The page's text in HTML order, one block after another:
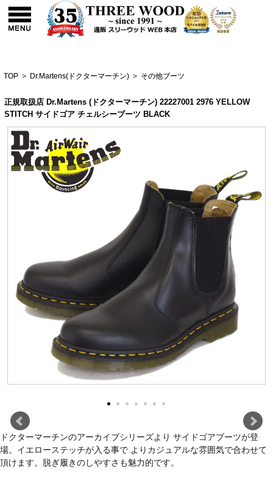
TOP > Dr.Martens(ドクターマーチン) > その他ブーツ
正規取扱店 Dr.Martens (ドクターマーチン) 22227001 2976 YELLOW
STITCH サイドゴア チェルシーブーツ BLACK
ドクターマーチンのアーカイブシリーズより サイドゴアブーツが登
場。イエローステッチが入る事で よりカジュアルな雰囲気で合わせて
頂けます。脱ぎ履きのしやすさも魅力的です。